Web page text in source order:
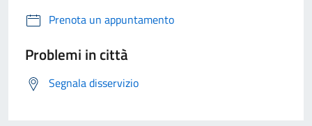
Prenota un appuntamento
Problemi in città
Segnala disservizio